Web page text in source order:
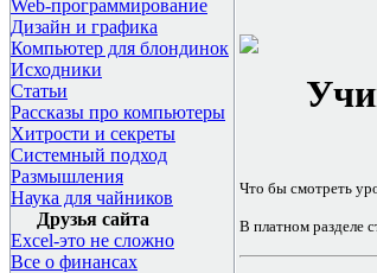
Web-программирование
Дизайн и графика
Компьютер для блондинок
Исходники
Статьи
Рассказы про компьютеры
Хитрости и секреты
Системный подход
Размышления
Наука для чайников
Друзья сайта
Excel-это не сложно
Все о финансах
Что бы смотреть
В платном разделе